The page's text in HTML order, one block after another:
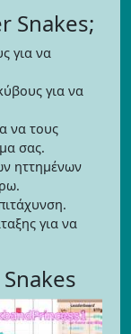
Snakes;
για να
για να
να τους
σας.
ηττημένων
για να